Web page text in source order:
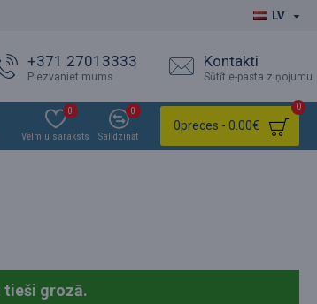
LV
+371 27013333
Piezvaniet mums
Kontakti
Sūtīt e-pasta ziņojumu
Vēlmju saraksts
0
Salīdzināt
0
0preces - 0.00€
0
tieši grozā.